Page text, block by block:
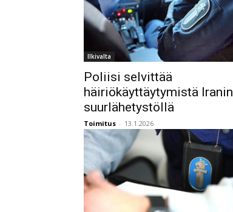
Ilkivalta
Poliisi selvittää
häiriökäyttäytymistä Iranin
suurlähetystöllä
Toimitus - 13.1.2026